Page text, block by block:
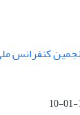
کنفرانس